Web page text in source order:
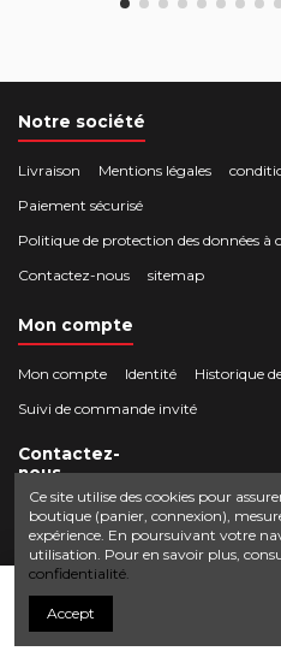
Notre société
Livraison Mentions légales
Paiement sécurisé
Politique de protection des données à
Contactez-nous
sitemap
Mon compte
Mon compte Identité Historique
Suivi de commande invité
Contactez-
nous
Crocbois-motoculture.com
50 route de Villefort 48800 Pied-
contact@crocbois-
© Copyright 2025 Crocbois-
Ce site utilise des cookies pour
boutique (panier, connexion),
expérience. En poursuivant votre
utilisation. Pour en savoir plus,
confidentialité.
Accept